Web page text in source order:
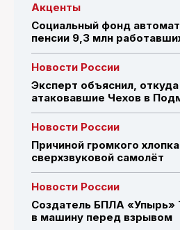
Акценты
Социальный фонд
пенсии 9,3 млн
Новости России
Эксперт объяснил, откуда
атаковавшие Чехов в
Новости России
Причиной громкого
сверхзвуковой самолёт
Новости России
Создатель БПЛА «Упырь»
в машину перед взрывом